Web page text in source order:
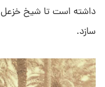
داشته است تا شیخ خزعل
سازد.